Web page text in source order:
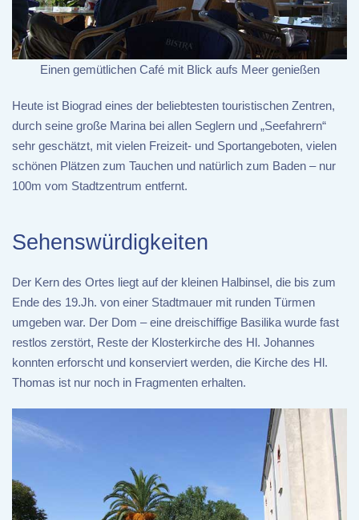
Einen gemütlichen Café mit Blick aufs Meer genießen
Heute ist Biograd eines der beliebtesten touristischen Zentren,
durch seine große Marina bei allen Seglern und „Seefahrern“
sehr geschätzt, mit vielen Freizeit- und Sportangeboten, vielen
schönen Plätzen zum Tauchen und natürlich zum Baden – nur
100m vom Stadtzentrum entfernt.
Sehenswürdigkeiten
Der Kern des Ortes liegt auf der kleinen Halbinsel, die bis zum
Ende des 19.Jh. von einer Stadtmauer mit runden Türmen
umgeben war. Der Dom – eine dreischiffige Basilika wurde fast
restlos zerstört, Reste der Klosterkirche des Hl. Johannes
konnten erforscht und konserviert werden, die Kirche des Hl.
Thomas ist nur noch in Fragmenten erhalten.